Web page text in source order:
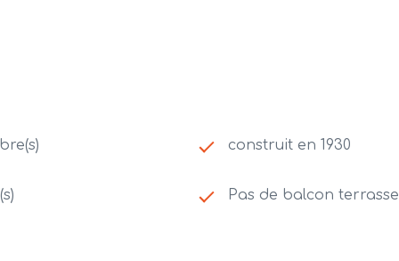
construit en 1930
Pas de balcon terrasse